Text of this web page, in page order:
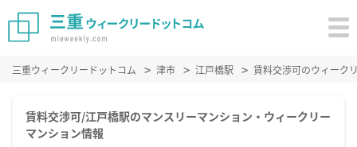
三重ウィークリードットコム 津市 江戸橋駅 賃料交渉可のウィーク
賃料交渉可/江戸橋駅のマンスリーマンション・ウィークリー
マンション情報